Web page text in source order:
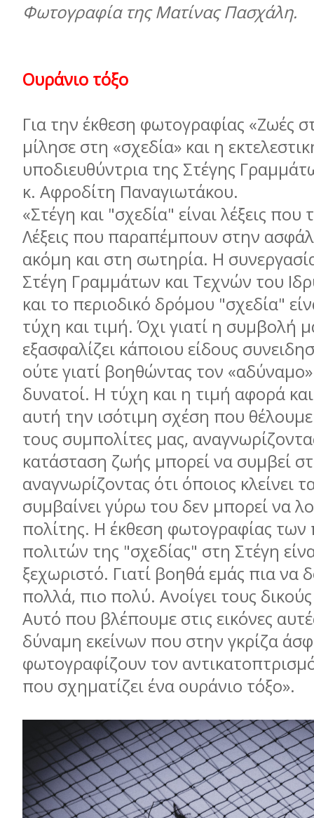
Φωτογραφία της Ματίνας Πασχάλη.
Ουράνιο τόξο
Για την έκθεση φωτογραφίας «Ζωές
µίλησε στη «σχεδία» και η
υποδιευθύντρια της Στέγης
κ. Αφροδίτη Παναγιωτάκου.
«Στέγη και "σχεδία" είναι λέξεις που
Λέξεις που παραπέµπουν στην
ακόµη και στη σωτηρία. Η
Στέγη Γραµµάτων και Τεχνών του
και το περιοδικό δρόµου "σχεδία"
τύχη και τιµή. Όχι γιατί η συµβολή
εξασφαλίζει κάποιου είδους
ούτε γιατί βοηθώντας τον
δυνατοί. Η τύχη και η τιµή αφορά
αυτή την ισότιµη σχέση που
τους συµπολίτες µας,
κατάσταση ζωής µπορεί να συµβεί
αναγνωρίζοντας ότι όποιος κλείνει
συµβαίνει γύρω του δεν µπορεί να
πολίτης. Η έκθεση φωτογραφίας
πολιτών της "σχεδίας" στη Στέγη
ξεχωριστό. Γιατί βοηθά εµάς πια να
πολλά, πιο πολύ. Ανοίγει τους
Αυτό που βλέπουµε στις εικόνες
δύναµη εκείνων που στην γκρίζα
φωτογραφίζουν τον
που σχηµατίζει ένα ουράνιο τόξο».